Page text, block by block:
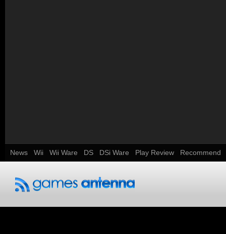
News Wii Wii Ware DS DSi Ware Play Review Recommend